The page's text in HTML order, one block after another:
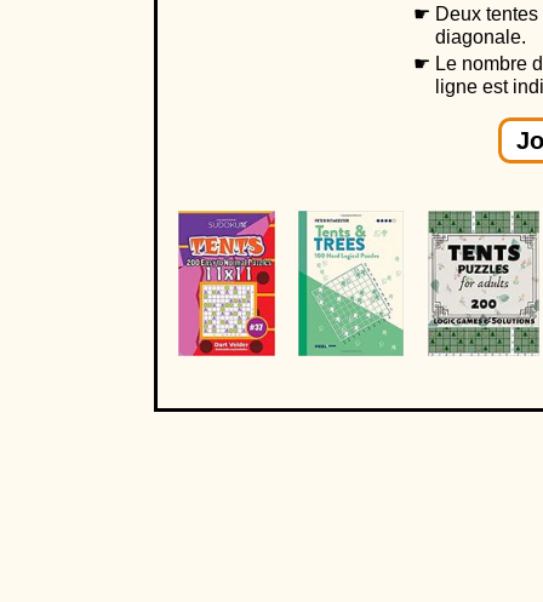
Deux
diagonale.
Le nombre
ligne est